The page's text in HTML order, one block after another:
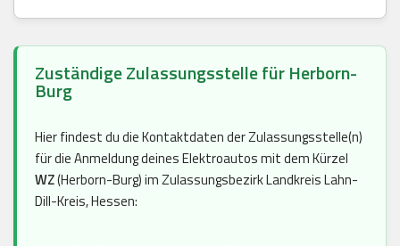
Zuständige Zulassungsstelle für Herborn-
Burg
Hier findest du die Kontaktdaten der Zulassungsstelle(n)
für die Anmeldung deines Elektroautos mit dem Kürzel
WZ(Herborn-Burg) im Zulassungsbezirk Landkreis Lahn-
Dill-Kreis, Hessen: